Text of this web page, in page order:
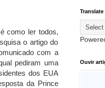
como ler todos,
o artigo do
com a
pediram uma
dos EUA
da Prince
Translate
Ouvir